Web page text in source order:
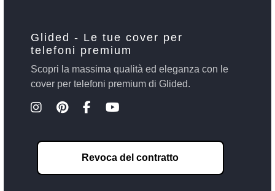
Glided - Le tue cover per
telefoni premium
Scopri la massima qualità ed eleganza con le
cover per telefoni premium di Glided.
Revoca del contratto